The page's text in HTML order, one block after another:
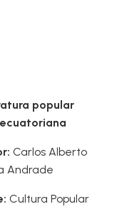
popular
Carlos Alberto
Andrade
Cultura Popular